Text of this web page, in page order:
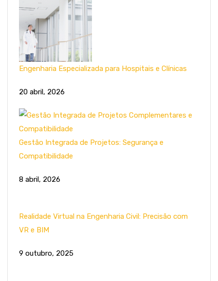
Engenharia Especializada para Hospitais e Clínicas
20 abril, 2026
Gestão Integrada de Projetos: Segurança e
Compatibilidade
8 abril, 2026
Realidade Virtual na Engenharia Civil: Precisão com
VR e BIM
9 outubro, 2025